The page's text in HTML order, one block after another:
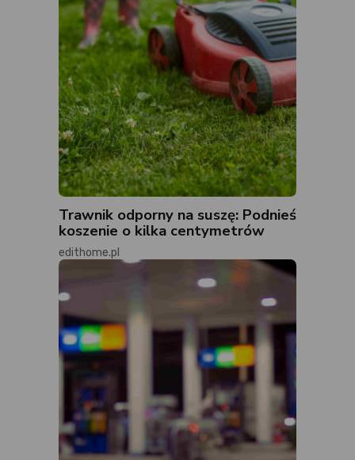
Trawnik odporny na suszę: Podnieś
koszenie o kilka centymetrów
edithome.pl